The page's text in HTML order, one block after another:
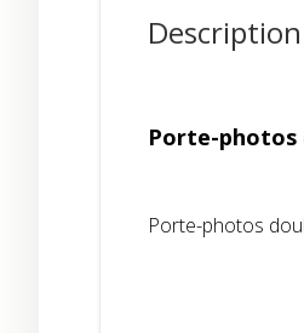
Description
Porte-photos
Porte-photos